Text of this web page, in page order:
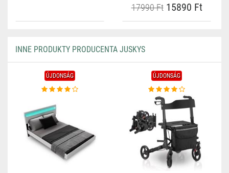
17990 Ft15890 Ft
INNE PRODUKTY PRODUCENTA JUSKYS
ÚJDONSÁG ÚJDONSÁG